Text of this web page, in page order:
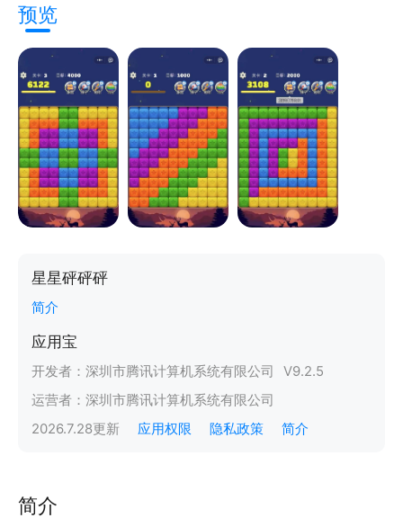
预览
星星砰砰砰
简介
应用宝
开发者： 深圳市腾讯计算机系统有限公司 V9.2.5
运营者： 深圳市腾讯计算机系统有限公司
2026.7.28更新 应用权限 隐私政策 简介
简介